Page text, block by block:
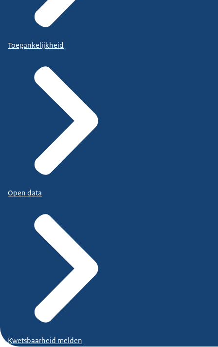
Toegankelijkheid
Open data
Kwetsbaarheid melden